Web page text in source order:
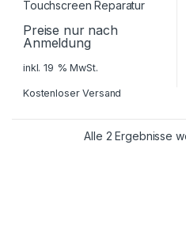
Preise nur nach
Anmeldung
inkl. 19 % MwSt.
Kostenloser Versand
Alle 2 Ergebnisse